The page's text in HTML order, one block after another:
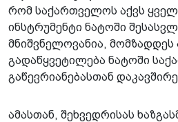
რომ საქართველოს აქვს
ინსტრუმენტი ნატოში
მნიშვნელოვანია,
გადაწყვეტილება ნატოში
გაწევრიანებასთან
ამასთან, შეხვედრისას